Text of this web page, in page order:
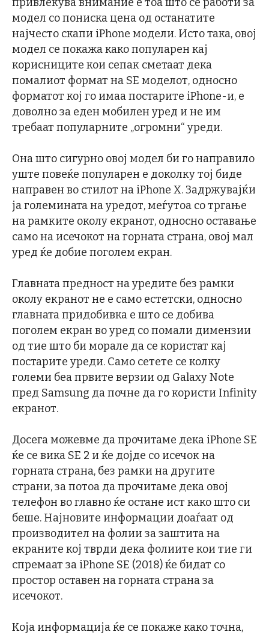
модел со пониска цена од останатите
најчесто скапи iPhone модели. Исто така, овој
модел се покажа како популарен кај
корисниците кои сепак сметаат дека
помалиот формат на SE моделот, односно
форматот кој го имаа постарите iPhone-и, е
доволно за еден мобилен уред и не им
требаат популарните „огромни“ уреди.
Она што сигурно овој модел би го направило
уште повеќе популарен е доколку тој биде
направен во стилот на iPhone X. Задржувајќи
ја големината на уредот, меѓутоа со тргање
на рамките околу екранот, односно оставање
само на исечокот на горната страна, овој мал
уред ќе добие поголем екран.
Главната предност на уредите без рамки
околу екранот не е само естетски, односно
главната придобивка е што се добива
поголем екран во уред со помали димензии
од тие што би морале да се користат кај
постарите уреди. Само сетете се колку
големи беа првите верзии од Galaxy Note
пред Samsung да почне да го користи Infinity
екранот.
Досега можевме да прочитаме дека iPhone SE
ќе се вика SE 2 и ќе дојде со исечок на
горната страна, без рамки на другите
страни, за потоа да прочитаме дека овој
телефон во главно ќе остане ист како што си
беше. Најновите информации доаѓаат од
производител на фолии за заштита на
екраните кој тврди дека фолиите кои тие ги
спремаат за iPhone SE (2018) ќе бидат со
простор оставен на горната страна за
исечокот.
Која информација ќе се покаже како точна,